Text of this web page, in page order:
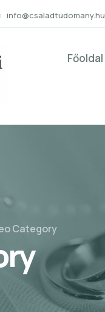
info@csaladtudomany.hu
Főoldal
Category